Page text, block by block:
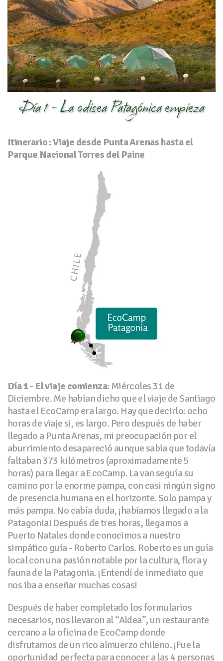
Día 1 - La odisea Patagónica empieza
Itinerario : Viaje desde Punta Arenas hasta el
Parque Nacional Torres del Paine
Día 1 - El viaje comienza: Miércoles 31 de
Diciembre. Me habían dicho que el viaje de Santiago
hasta el EcoCamp era largo. Hay que decirlo: ocho
horas de viaje si, es largo. Pero después de haber
llegado a Punta Arenas, mi preocupación por el
aburrimiento desapareció aunque sabía que todavía
faltaban 373 kilómetros (aproximadamente 5
horas) para llegar a EcoCamp. La van seguía su
camino por la enorme pampa, con casi ningún signo
de presencia humana en el horizonte. Solo pampa y
más pampa. No cabía duda, ¡habíamos llegado a la
Patagonia! Después de tres horas, llegamos a
Puerto Natales donde conocimos a nuestro
simpático guía - Roberto Carlos. Roberto es un guía
local con una pasión notable por la cultura, flora y
fauna de la Patagonia. ¡Entendí de inmediato que
nos iba a enseñar muchas cosas!
Después de haber completado los formularios
necesarios, nos llevaron al “Aldea”, un restaurante
cercano a la oficina de EcoCamp donde
disfrutamos de un rico almuerzo chileno. ¡Fue la
oportunidad perfecta para conocer a las 4 personas